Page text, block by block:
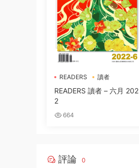
READERS 讀者
READERS 讀者 – 六月 202
2
664
評論 0